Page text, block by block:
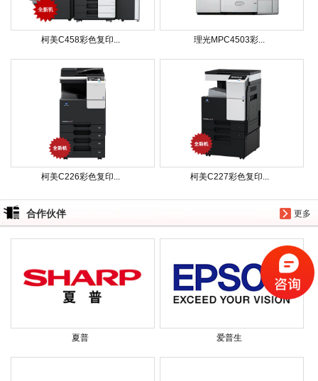
柯美C458彩色复印... 理光MPC4503彩...
柯美C226彩色复印... 柯美C227彩色复印...
更多
合作伙伴
夏普 爱普生